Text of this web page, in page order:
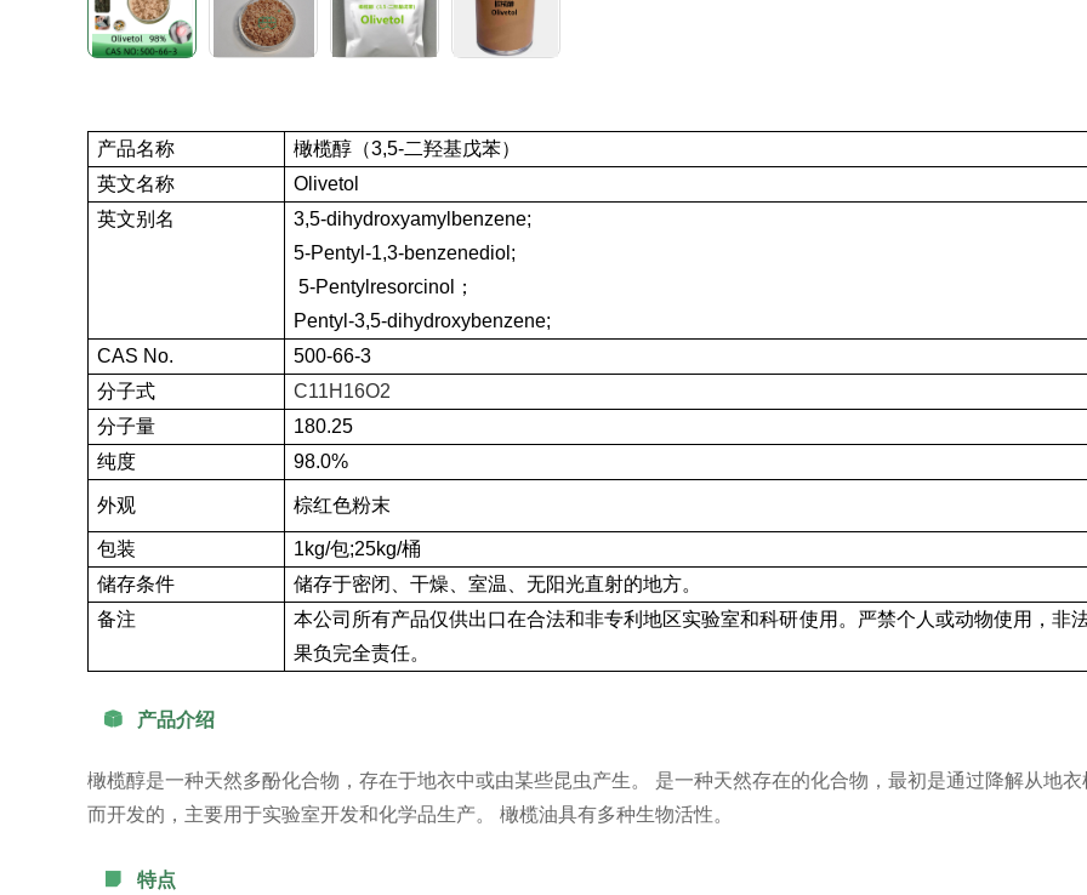
产品名称
橄榄醇（3,5-二羟基戊苯）
英文名称
Olivetol
英文别名
3,5-dihydroxyamylbenzene;
5-Pentyl-1,3-benzenediol;
5-Pentylresorcinol；
Pentyl-3,5-dihydroxybenzene;
CAS No.
500-66-3
分子式
C11H16O2
分子量
180.25
纯度
98.0%
外观 棕红色粉末
包装
1kg/包;25kg/桶
储存条件
储存于密闭、干燥、室温、无阳光直射的地方。
备注
本公司所有产品仅供出口在合法和非专利地区实验室和科研使用。严禁个人或动物使用，非
果负完全责任。
 产品介绍
橄榄醇是一种天然多酚化合物，存在于地衣中或由某些昆虫产生。 是一种天然存在的化合物，最初是通过降解从地
而开发的，主要用于实验室开发和化学品生产。 橄榄油具有多种生物活性。
 特点